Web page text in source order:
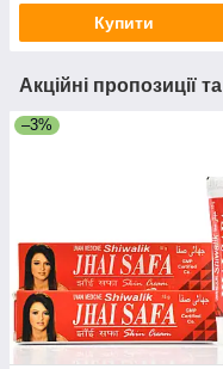
Купити
Акційні пропозиції
–3%